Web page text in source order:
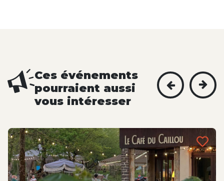
Ces événements
pourraient aussi
vous intéresser